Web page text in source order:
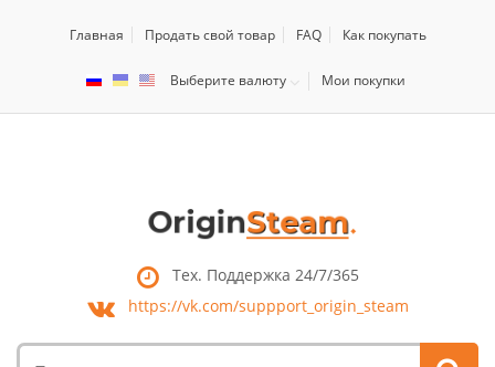
Главная Продать свой товар FAQ Как покупать
Выберите валюту Мои покупки
Тех. Поддержка 24/7/365
https://vk.com/suppport_origin_steam